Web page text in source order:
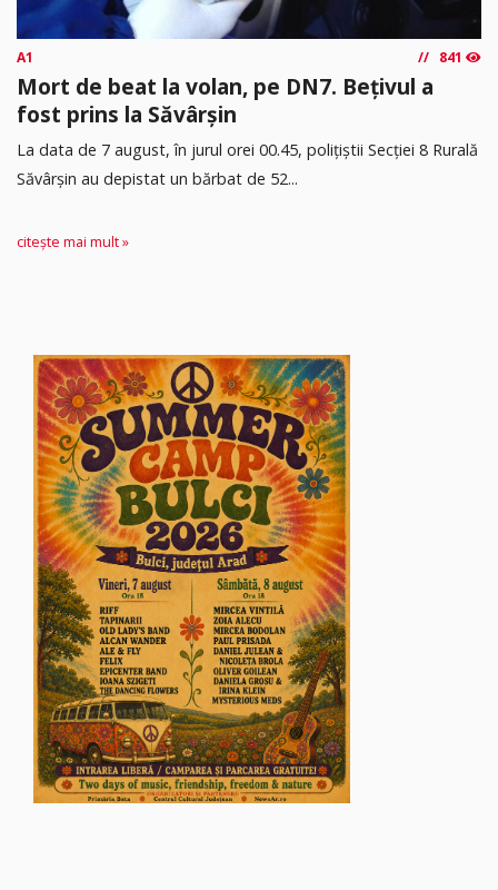
A1 841
Mort de beat la volan, pe DN7. Bețivul a
fost prins la Săvârșin
​La data de 7 august, în jurul orei 00.45, polițiștii Secției 8 Rurală
Săvârșin au depistat un bărbat de 52...
citește mai mult »